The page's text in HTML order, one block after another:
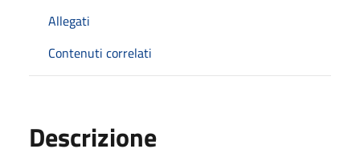
Allegati
Contenuti correlati
Descrizione